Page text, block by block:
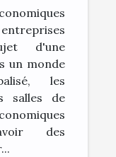
d'une
un monde
les
salles de
des